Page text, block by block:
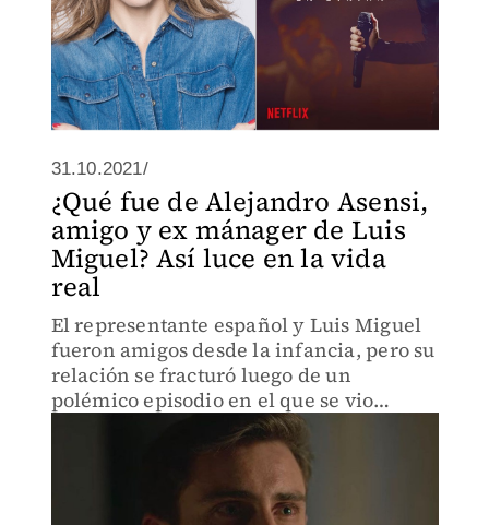
31.10.2021/
¿Qué fue de Alejandro Asensi,
amigo y ex mánager de Luis
Miguel? Así luce en la vida
real
El representante español y Luis Miguel
fueron amigos desde la infancia, pero su
relación se fracturó luego de un
polémico episodio en el que se vio
involucrada Michelle Salas.